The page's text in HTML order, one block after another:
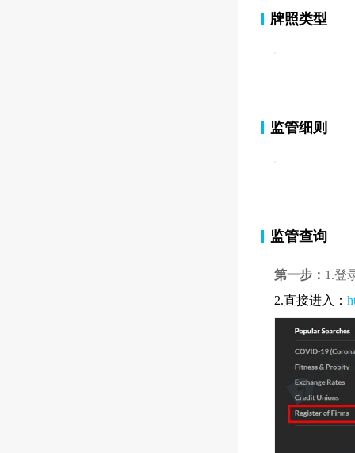
牌照类型
监管细则
监管查询
第一步： 1.登
2.直接进入：